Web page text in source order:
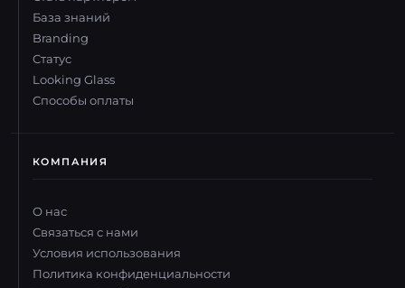
База знаний
Branding
Статус
Looking Glass
Способы оплаты
КОМПАНИЯ
О нас
Связаться с нами
Условия использования
Политика конфиденциальности